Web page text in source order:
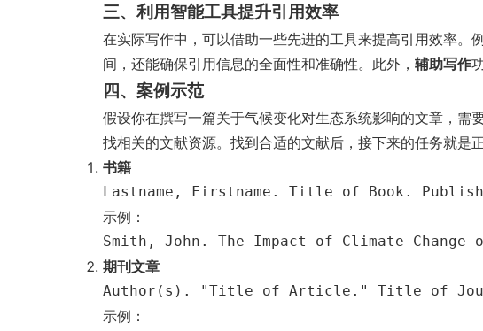
三、利用智能工具提升引用效率
在实际写作中，可以借助一些先进的工具来提高引用效率。
间，还能确保引用信息的全面性和准确性。此外， 辅助写作
四、案例示范
假设你在撰写一篇关于气候变化对生态系统影响的文章，需
找相关的文献资源。找到合适的文献后，接下来的任务就是
书籍
Lastname, Firstname. Title of Book.
示例：
Smith, John. The Impact of Climate
期刊文章
Author(s). "Title of Article." Title of
示例：